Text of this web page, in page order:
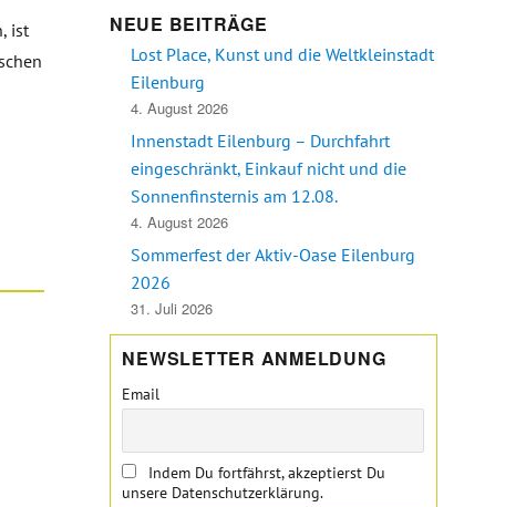
ist
Weltfrauentag“
NEUE BEITRÄGE
Lost Place, Kunst und die Weltkleinstadt
Eilenburg
4. August 2026
Innenstadt Eilenburg – Durchfahrt
eingeschränkt, Einkauf nicht und die
Sonnenfinsternis am 12.08.
4. August 2026
Sommerfest der Aktiv-Oase Eilenburg
2026
31. Juli 2026
NEWSLETTER ANMELDUNG
Email
Indem Du fortfährst, akzeptierst Du
unsere Datenschutzerklärung.